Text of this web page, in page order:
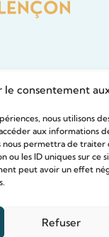
le consentement
nous utilisons
aux informations
nous permettra de traiter
ou les ID uniques sur ce
peut avoir un effet
Refuser
Tous